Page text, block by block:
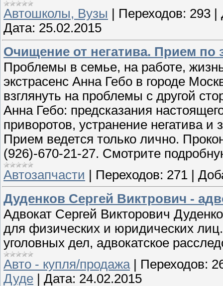
Автошколы, Вузы
Переходов: 293
Дата: 25.02.2015
Очищение от негатива. Прием по
Проблемы в семье, на работе,
экстрасенс Анна Гебо в городе
взглянуть на проблемы с другой
Анна Гебо: предсказания
приворотов, устранение негатива
Прием ведется только лично.
(926)-670-21-27. Смотрите
Автозапчасти
Переходов: 271
Дуденков Сергей Виктрович -
Адвокат Сергей Викторович
для физических и юридических
уголовных дел, адвокатское
Авто - купля/продажа| Переходов:
Дуде | Дата: 24.02.2015